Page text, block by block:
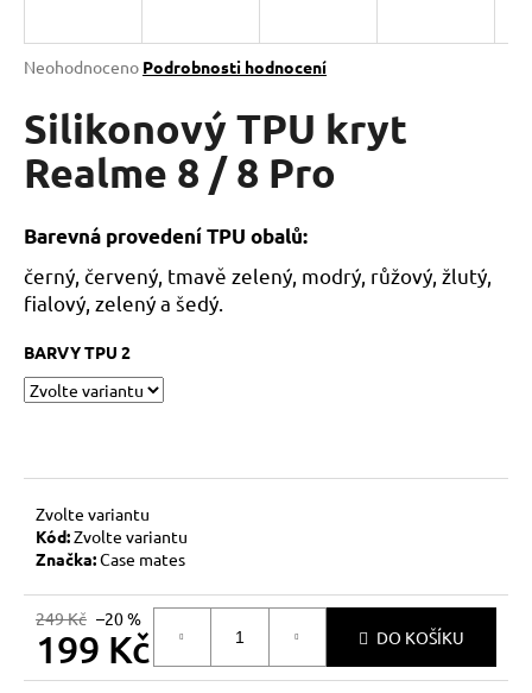
Průměrné
produktu
je
0,0
hvězdiček.
Neohodnoceno Podrobnosti hodnocení
Silikonový TPU kryt
Realme 8 / 8 Pro
Barevná provedení TPU obalů:
černý, červený, tmavě zelený, modrý, růžový, žlutý,
fialový, zelený a šedý.
BARVY TPU 2
Zvolte variantu
Kód:Zvolte variantu
Značka:Case mates
249 Kč –20 %
199 Kč
Měrná
DO KOŠÍKU
j
t
?
HLEDAT
D
o
r
u
u
j
e
m